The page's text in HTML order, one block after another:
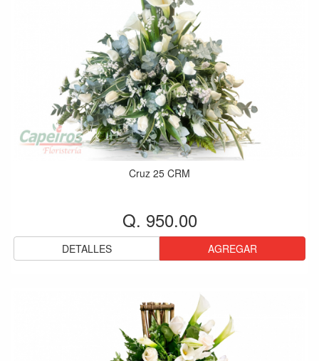
Cruz 25 CRM
Q. 950.00
DETALLES AGREGAR